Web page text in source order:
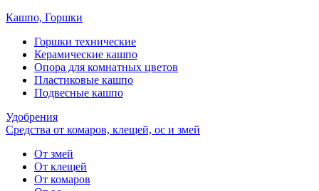
Кашпо, Горшки
Горшки технические
Керамические кашпо
Опора для комнатных цветов
Пластиковые кашпо
Подвесные кашпо
Удобрения
Средства от комаров, клещей, ос и змей
От змей
От клещей
От комаров